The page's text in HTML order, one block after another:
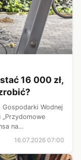
16 000 zł,
Wodnej
na
oni mogli dostać
16.07.2026 07:00